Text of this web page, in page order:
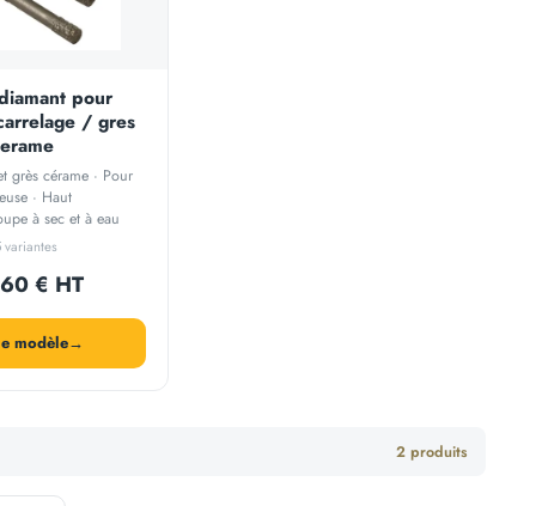
pour
/ gres
grès cérame · Pour
· Haut
à sec et à eau
€ HT
modèle→
2 produits